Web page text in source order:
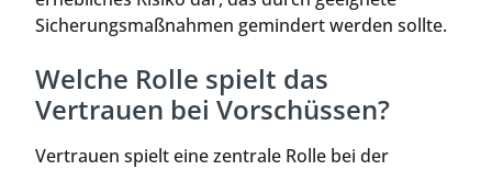
Sicherungsmaßnahmen gemindert werden sollte.
Welche Rolle spielt das
Vertrauen bei Vorschüssen?
Vertrauen spielt eine zentrale Rolle bei der